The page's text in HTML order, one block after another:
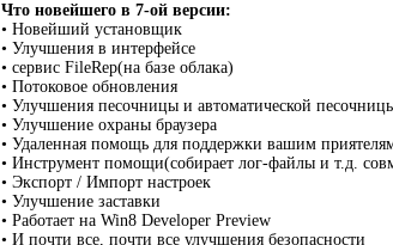
Что новейшего в 7-ой версии:
• Новейший установщик
• Улучшения в интерфейсе
• сервис FileRep(на базе облака)
• Потоковое обновления
• Улучшения песочницы и автоматической
• Улучшение охраны браузера
• Удаленная помощь для поддержки вашим
• Инструмент помощи(собирает лог-файлы и т.д.
• Экспорт / Импорт настроек
• Улучшение заставки
• Работает на Win8 Developer Preview
• И почти все, почти все улучшения безопасности